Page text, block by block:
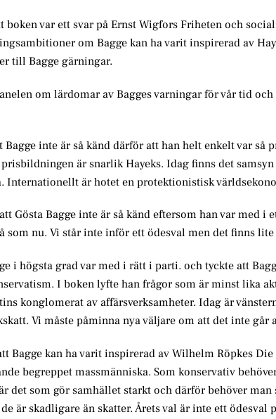
boken var ett svar på Ernst Wigfors Friheten och
om Bagge kan ha varit inspirerad av
till Bagge gärningar.
om lärdomar av Bagges varningar för vår tid
Bagge inte är så känd därför att han helt enkelt var så
är snarlik Hayeks. Idag finns det
Internationellt är hotet en protektionistisk
Gösta Bagge inte är så känd eftersom han var med
som nu. Vi står inte inför ett ödesval men det finns
i högsta grad var med i rätt i parti. och tyckte att
I boken lyfte han frågor som är minst lika
konglomerat av affärsverksamheter. Idag är
Vi måste påminna nya väljare om att det inte
Bagge kan ha varit inspirerad av Wilhelm Röpkes
begreppet massmänniska. Som konservativ
det som gör samhället starkt och därför behöver
är skadligare än skatter. Årets val är inte ett ödesval